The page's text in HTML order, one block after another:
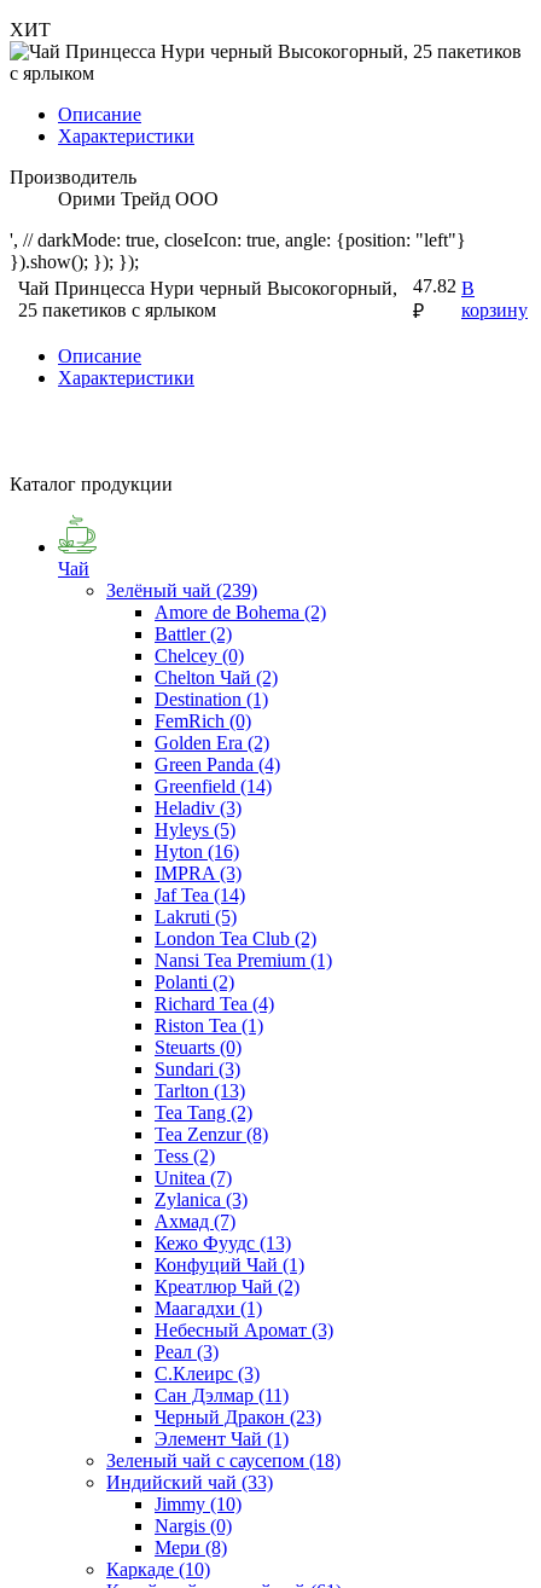
ХИТ
Описание
Характеристики
Производитель
Орими Трейд ООО
', // darkMode: true, closeIcon: true, angle: {position: "left"}
}).show(); }); });
Чай Принцесса Нури черный Высокогорный,
25 пакетиков с ярлыком
47.82
₽
В
корзину
Описание
Характеристики
Каталог продукции
Чай
Зелёный чай (239)
Amore de Bohema (2)
Battler(2)
Chelcey (0)
Chelton Чай (2)
Destination (1)
FemRich (0)
Golden Era (2)
Green Panda (4)
Greenfield (14)
Heladiv (3)
Hyleys (5)
Hyton (16)
IMPRA (3)
Jaf Tea (14)
Lakruti (5)
London Tea Club (2)
Nansi Tea Premium (1)
Polanti (2)
Richard Tea (4)
Riston Tea (1)
Steuarts (0)
Sundari (3)
Tarlton (13)
Tea Tang (2)
Tea Zenzur(8)
Tess (2)
Unitea (7)
Zylanica (3)
Ахмад (7)
Кежо Фуудс (13)
Конфуций Чай (1)
Креатлюр Чай (2)
Маагадхи (1)
Небесный Аромат (3)
Реал (3)
С.Клеирс (3)
Сан Дэлмар (11)
Черный Дракон (23)
Элемент Чай (1)
Зеленый чай с саусепом (18)
Индийский чай (33)
Jimmy (10)
Nargis (0)
Мери (8)
Каркаде (10)